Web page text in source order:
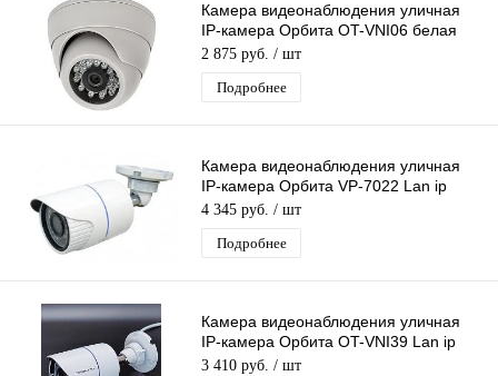
Камера видеонаблюдения уличная
IP-камера Орбита OT-VNI06 белая
Lan видеокамера 4 Mpix 3,6мм
металл
2 875 руб. / шт
Подробнее
Камера видеонаблюдения уличная
IP-камера Орбита VP-7022 Lan ip
видеокамера 4 Mpix 3,6мм металл
4 345 руб. / шт
Подробнее
Камера видеонаблюдения уличная
IP-камера Орбита OT-VNI39 Lan ip
камера 5 Mpix 3,6мм для дома и др
3 410 руб. / шт